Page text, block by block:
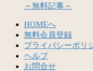
～無料記事～
HOMEへ
無料会員登録
プライバシーポリ
ヘルプ
お問合せ